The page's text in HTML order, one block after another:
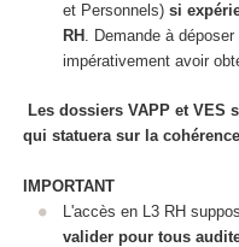
et Personnels) si
RH . Demande à
impérativement avoir
Les dossiers VAPP et VES
qui statuera sur la
IMPORTANT
L'accès en L3 RH
valider pour tous